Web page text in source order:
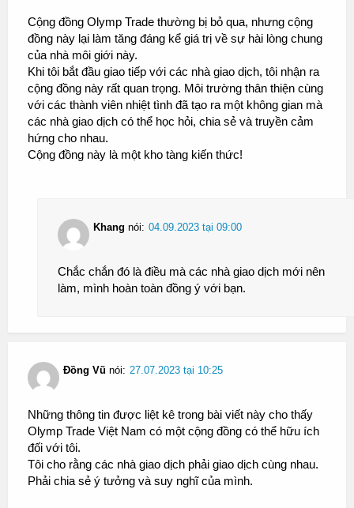
Cộng đồng Olymp Trade thường bị bỏ qua, nhưng cộng
đồng này lại làm tăng đáng kể giá trị về sự hài lòng chung
của nhà môi giới này.
Khi tôi bắt đầu giao tiếp với các nhà giao dịch, tôi nhận ra
cộng đồng này rất quan trọng. Môi trường thân thiện cùng
với các thành viên nhiệt tình đã tạo ra một không gian mà
các nhà giao dịch có thể học hỏi, chia sẻ và truyền cảm
hứng cho nhau.
Cộng đồng này là một kho tàng kiến thức!
Khang nói: 04.09.2023 tại 09:00
Chắc chắn đó là điều mà các nhà giao dịch mới nên
làm, mình hoàn toàn đồng ý với bạn.
Đồng Vũ nói: 27.07.2023 tại 10:25
Những thông tin được liệt kê trong bài viết này cho thấy
Olymp Trade Việt Nam có một cộng đồng có thể hữu ích
đối với tôi.
Tôi cho rằng các nhà giao dịch phải giao dịch cùng nhau.
Phải chia sẻ ý tưởng và suy nghĩ của mình.